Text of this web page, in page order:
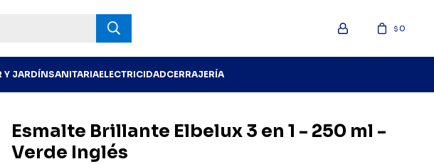
Y JARDÍNSANITARIAELECTRICIDADCERRAJERÍA
$0
Esmalte Brillante Elbelux 3 en 1 - 250 ml -
Verde Inglés